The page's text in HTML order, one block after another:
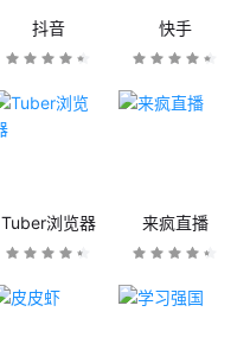
抖音 快手
Tuber浏览器 来疯直播